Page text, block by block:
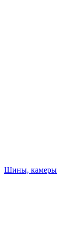
Шины, камеры